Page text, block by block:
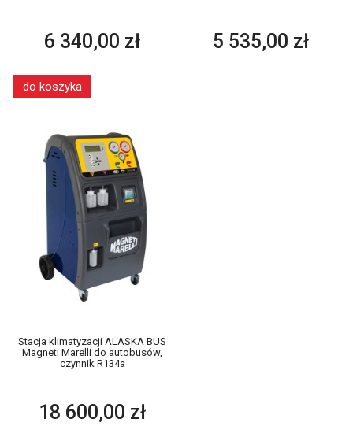
6 340,00 zł
do koszyka
5 535,00 zł
Stacja klimatyzacji ALASKA BUS
Magneti Marelli do autobusów,
czynnik R134a
18 600,00 zł